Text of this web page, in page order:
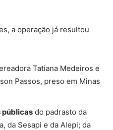
a operação já resultou
Tatiana Medeiros e
Passos, preso em Minas
públicas do padrasto da
da Sesapi e da Alepi; da